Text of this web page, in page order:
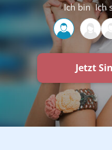
Ich bin Ich
Jetzt